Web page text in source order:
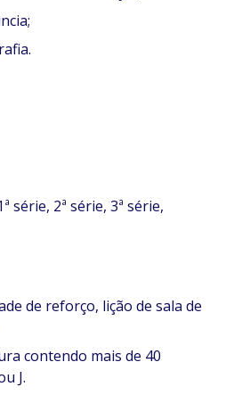
série, 2ª série, 3ª série,
de reforço, lição de sala de
contendo mais de 40
J.